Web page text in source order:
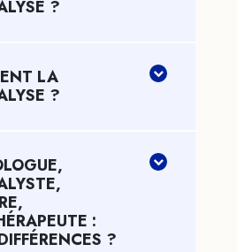
?
LA
?
:
?